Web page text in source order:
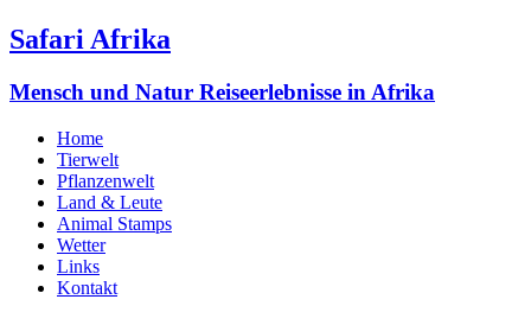
Safari Afrika
Mensch und Natur Reiseerlebnisse in Afrika
Home
Tierwelt
Pflanzenwelt
Land & Leute
Animal Stamps
Wetter
Links
Kontakt